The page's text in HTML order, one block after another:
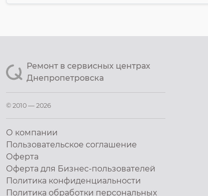
Ремонт в сервисных центрах
Днепропетровска
© 2010 — 2026
О компании
Пользовательское соглашение
Оферта
Оферта для Бизнес-пользователей
Политика конфиденциальности
Политика обработки персональных